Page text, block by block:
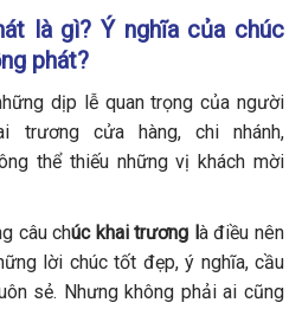
là gì? Ý nghĩa của chúc
phát?
dịp lễ quan trọng của người
trương cửa hàng, chi nhánh,
thể thiếu những vị khách mời
câu chúc khai trương là điều nên
lời chúc tốt đẹp, ý nghĩa, cầu
sẻ. Nhưng không phải ai cũng